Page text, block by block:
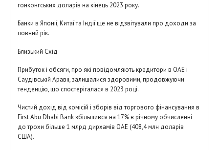
гонконгських доларів на кінець 2023 року.
Банки в Японії, Китаї та Індії ще не відзвітували про доходи за
повний рік.
Близький Схід
Прибуток і обсяги, про які повідомляють кредитори в ОАЕ і
Саудівській Аравії, залишалися здоровими, продовжуючи
тенденцію, що спостерігалася в 2023 році.
Чистий дохід від комісій і зборів від торгового фінансування в
First Abu Dhabi Bank збільшився на 17% в річному обчисленні
до трохи більше 1 млрд дирхамів ОАЕ (408,4 млн доларів
США).